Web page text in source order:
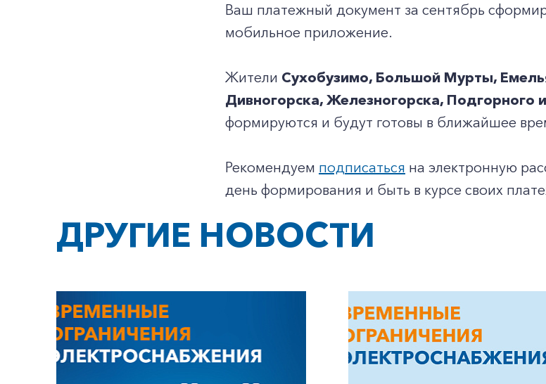
+7-800-700-24-57
Заказать обратный звонок
Частным клиентам
Ваш платежный документ за сентябрь
мобильное приложение.
Жители Сухобузимо, Большой Мурты,
Дивногорска, Железногорска, Подгорного
формируются и будут готовы в ближайшее
Рекомендуем подписаться на электронную
день формирования и быть в курсе своих
ДРУГИЕ НОВОСТИ